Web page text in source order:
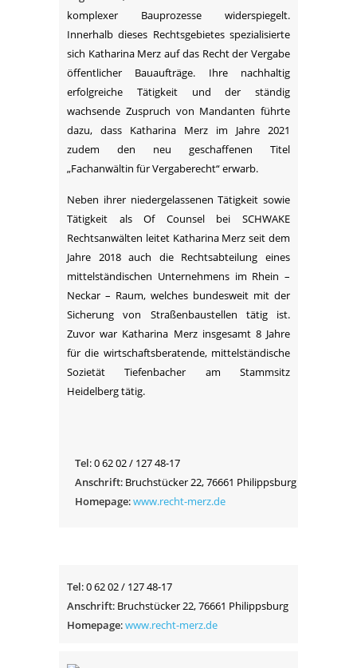
komplexer Bauprozesse widerspiegelt.
Innerhalb dieses Rechtsgebietes spezialisierte
sich Katharina Merz auf das Recht der Vergabe
öffentlicher Bauaufträge. Ihre nachhaltig
erfolgreiche Tätigkeit und der ständig
wachsende Zuspruch von Mandanten führte
dazu, dass Katharina Merz im Jahre 2021
zudem den neu geschaffenen Titel
„Fachanwältin für Vergaberecht“ erwarb.
Neben ihrer niedergelassenen Tätigkeit sowie
Tätigkeit als Of Counsel bei SCHWAKE
Rechtsanwälten leitet Katharina Merz seit dem
Jahre 2018 auch die Rechtsabteilung eines
mittelständischen Unternehmens im Rhein –
Neckar – Raum, welches bundesweit mit der
Sicherung von Straßenbaustellen tätig ist.
Zuvor war Katharina Merz insgesamt 8 Jahre
für die wirtschaftsberatende, mittelständische
Sozietät Tiefenbacher am Stammsitz
Heidelberg tätig.
Tel: 0 62 02 / 127 48-17
Anschrift: Bruchstücker 22, 76661 Philippsburg
Homepage:www.recht-merz.de
Tel: 0 62 02 / 127 48-17
Anschrift: Bruchstücker 22, 76661 Philippsburg
Homepage:www.recht-merz.de